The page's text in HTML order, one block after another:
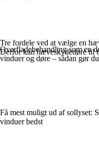
Overfladebehandling som en
vinduer og døre – sådan gør du
Få mest muligt ud af sollyset:
vinduer bedst
Tre fordele ved at vælge en
Derfor kan hæveskydedøre til